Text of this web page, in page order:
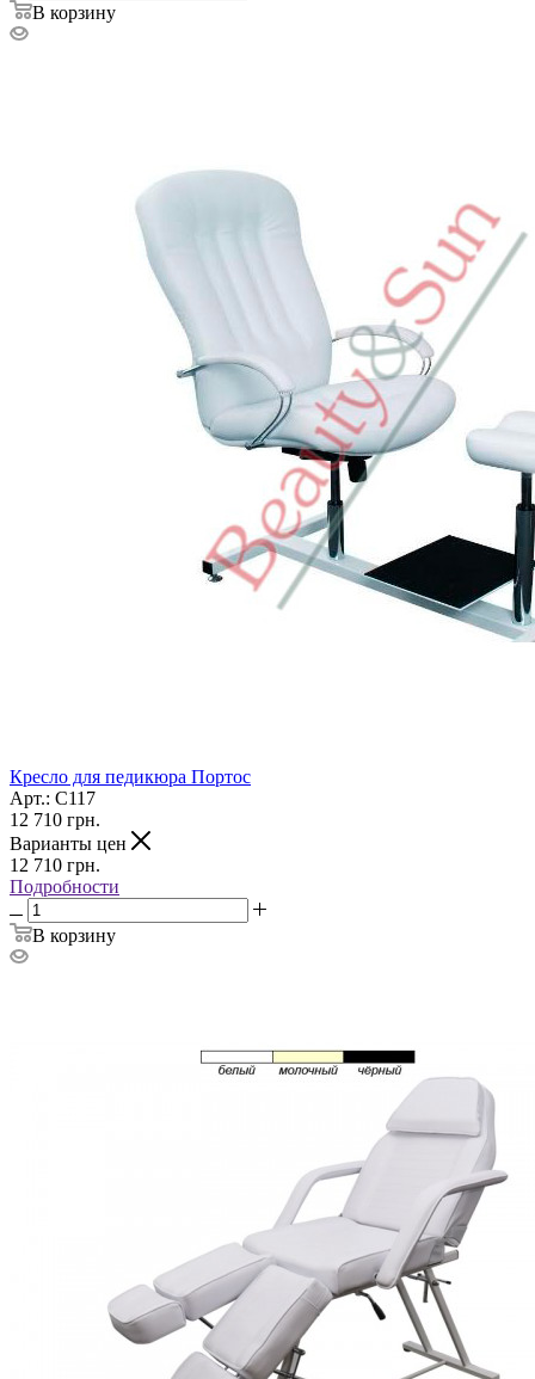
В корзину
Кресло для педикюра Портос
Арт.: C117
12 710 грн.
Варианты цен
12 710 грн.
Подробности
В корзину